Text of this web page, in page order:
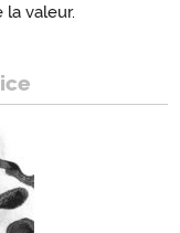
la valeur.